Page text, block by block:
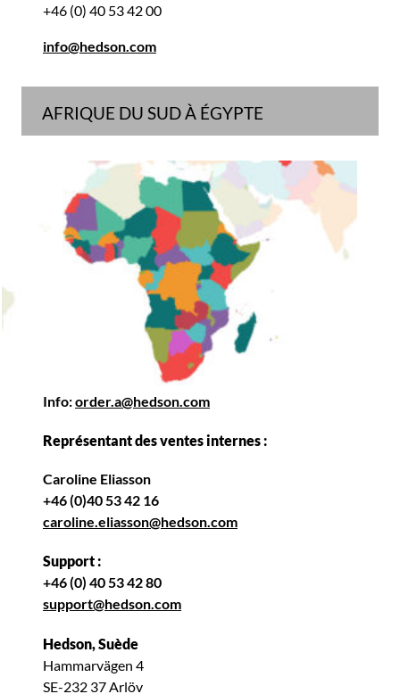
+46 (0) 40 53 42 00
info@hedson.com
AFRIQUE DU SUD À ÉGYPTE
Info:order.a@hedson.com
Représentant des ventes internes :
Caroline Eliasson
+46 (0)40 53 42 16
caroline.eliasson@hedson.com
Support :
+46 (0) 40 53 42 80
support@hedson.com
Hedson, Suède
Hammarvägen 4
SE-232 37 Arlöv